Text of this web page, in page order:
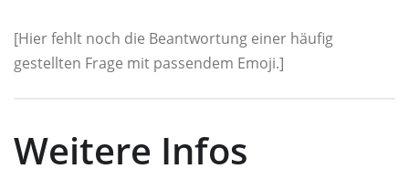
[Hier fehlt noch die Beantwortung einer häufig
gestellten Frage mit passendem Emoji.]
Weitere Infos